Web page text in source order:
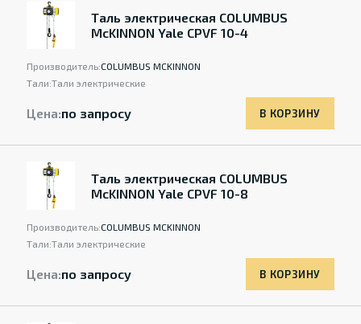
Таль электрическая COLUMBUS
McKINNON Yale CPVF 10-4
Производитель:COLUMBUS MCKINNON
Тали:Тали электрические
Цена:по запросу В КОРЗИНУ
Таль электрическая COLUMBUS
McKINNON Yale CPVF 10-8
Производитель:COLUMBUS MCKINNON
Тали:Тали электрические
Цена:по запросу В КОРЗИНУ